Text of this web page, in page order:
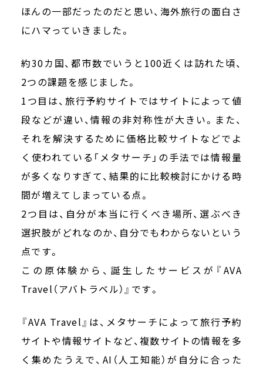
ほんの一部だったのだと思い、海外旅行の面白さ
にハマっていきました。
約30カ国、都市数でいうと100近くは訪れた頃、
2つの課題を感じました。
1つ目は、旅行予約サイトではサイトによって値
段などが違い、情報の非対称性が大きい。また、
それを解決するために価格比較サイトなどでよ
く使われている「メタサーチ」の手法では情報量
が多くなりすぎて、結果的に比較検討にかける時
間が増えてしまっている点。
2つ目は、自分が本当に行くべき場所、選ぶべき
選択肢がどれなのか、自分でもわからないという
点です。
この原体験から、誕生したサービスが『AVA
Travel（アバトラベル）』です。
『AVA Travel』は、メタサーチによって旅行予約
サイトや情報サイトなど、複数サイトの情報を多
く集めたうえで、AI（人工知能）が自分に合った